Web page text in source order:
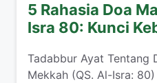
5 Rahasia Doa
Isra 80: Kunci
Tadabbur Ayat Tentang
Mekkah (QS. Al-Isra: